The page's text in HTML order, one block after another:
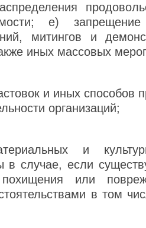
е)
митингов и
иных массовых
и иных способов
организаций;
и
в случае, если
похищения или
в том